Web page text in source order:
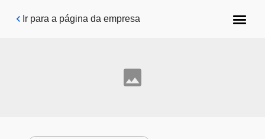
Pular para o conteúdo principal
Ir para a página da empresa